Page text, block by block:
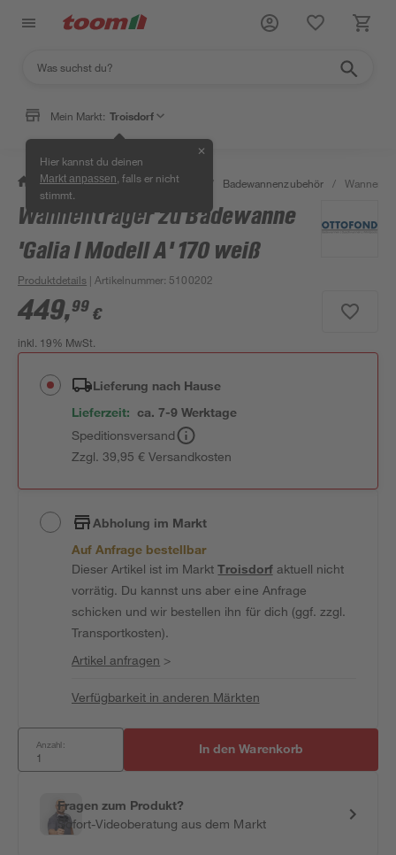
Mein Markt: Troisdorf
Hier kannst du deinen
Markt anpassen , falls er nicht
stimmt.
✕
/ Bad & Sanitär / Badewannen / Badewannenzubehör /
Wannenträger zu Badewanne
'Galia I Modell A' 170 weiß
Produktdetails | Artikelnummer: 5100202
449,99 €
inkl. 19% MwSt.
Lieferung nach Hause
Lieferzeit: ca. 7-9 Werktage
Speditionsversand
Zzgl. 39,95 € Versandkosten
Abholung im Markt
Auf Anfrage bestellbar
Dieser Artikel ist im MarktTroisdorfaktuell nicht
vorrätig. Du kannst uns aber eine Anfrage
schicken und wir bestellen ihn für dich (ggf. zzgl.
Transportkosten).
Artikel anfragen >
Verfügbarkeit in anderen Märkten
Anzahl: In den Warenkorb
Fragen zum Produkt?
Sofort-Videoberatung aus dem Markt